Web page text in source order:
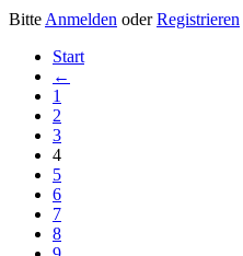
Bitte Anmelden oderRegistrieren
Start
←
1
2
3
4
5
6
7
8